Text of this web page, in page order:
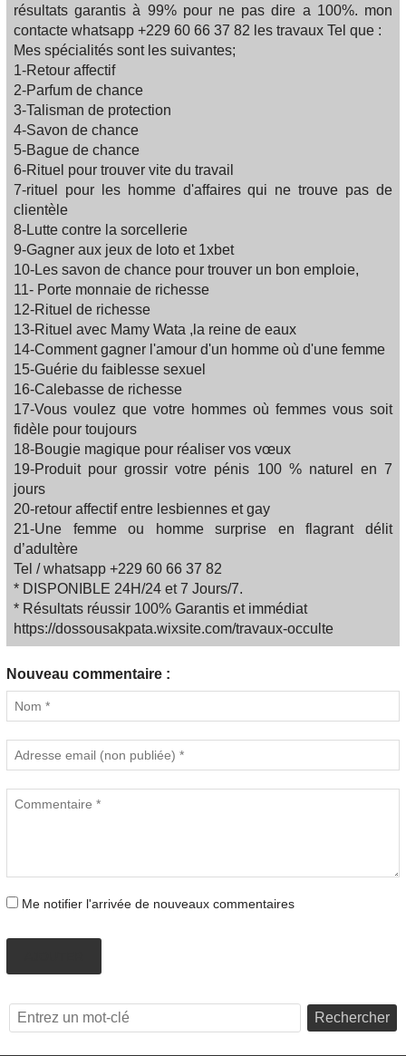
résultats garantis à 99% pour ne pas dire a 100%. mon
contacte whatsapp +229 60 66 37 82 les travaux Tel que :
Mes spécialités sont les suivantes;
1-Retour affectif
2-Parfum de chance
3-Talisman de protection
4-Savon de chance
5-Bague de chance
6-Rituel pour trouver vite du travail
7-rituel pour les homme d'affaires qui ne trouve pas de
clientèle
8-Lutte contre la sorcellerie
9-Gagner aux jeux de loto et 1xbet
10-Les savon de chance pour trouver un bon emploie,
11- Porte monnaie de richesse
12-Rituel de richesse
13-Rituel avec Mamy Wata ,la reine de eaux
14-Comment gagner l'amour d'un homme où d'une femme
15-Guérie du faiblesse sexuel
16-Calebasse de richesse
17-Vous voulez que votre hommes où femmes vous soit
fidèle pour toujours
18-Bougie magique pour réaliser vos vœux
19-Produit pour grossir votre pénis 100 % naturel en 7
jours
20-retour affectif entre lesbiennes et gay
21-Une femme ou homme surprise en flagrant délit
d’adultère
Tel / whatsapp +229 60 66 37 82
* DISPONIBLE 24H/24 et 7 Jours/7.
* Résultats réussir 100% Garantis et immédiat
https://dossousakpata.wixsite.com/travaux-occulte
Nouveau commentaire :
Me notifier l'arrivée de nouveaux commentaires
Rechercher